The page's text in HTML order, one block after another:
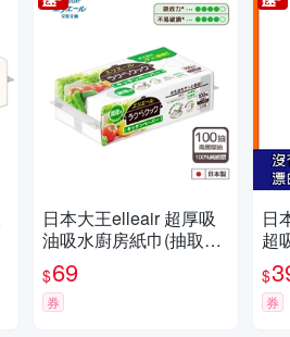
日本大王elleair 超厚吸
油吸水廚房紙巾(抽取式)
100抽
$69
券
日
超
2
$
券